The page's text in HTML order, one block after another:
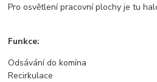
Pro osvětlení pracovní plochy je tu
Funkce:
Odsávání do komína
Recirkulace